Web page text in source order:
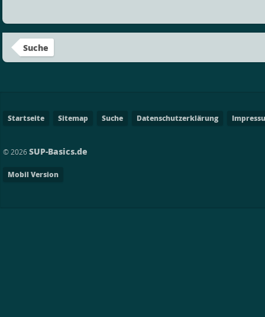
Suche
Startseite Sitemap Suche Datenschutzerklärung
© 2026SUP-Basics.de
Mobil Version